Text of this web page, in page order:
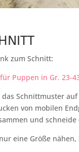
zum Schnitt:
Puppen in Gr. 23-
Schnittmuster
von mobilen
und
eine Größe